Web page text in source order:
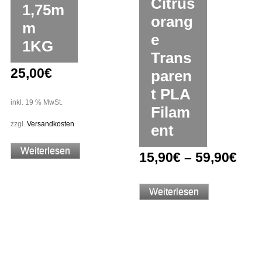
1,75m
m
1KG
25,00€
inkl. 19 % MwSt.
zzgl.Versandkosten
Weiterlesen
Citrus
orang
e
Trans
paren
t PLA
Filam
ent
15,90€ –59,90€
Weiterlesen